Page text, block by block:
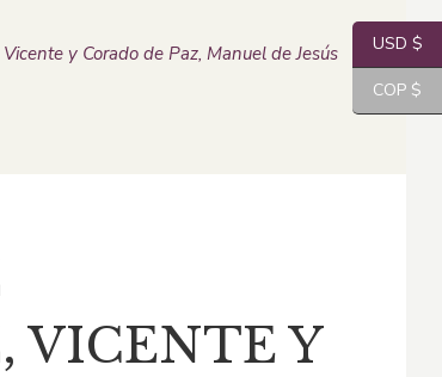
y Corado de Paz, Manuel de Jesús
VICENTE Y
USD $
COP $